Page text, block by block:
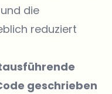
die
reduziert
geschrieben